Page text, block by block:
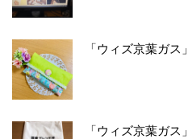
「ウィズ京葉ガ
「ウィズ京葉ガ